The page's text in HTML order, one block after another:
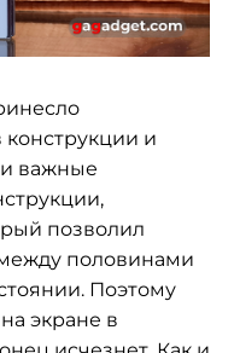
и
важные
позволил
половинами
Поэтому
экране в